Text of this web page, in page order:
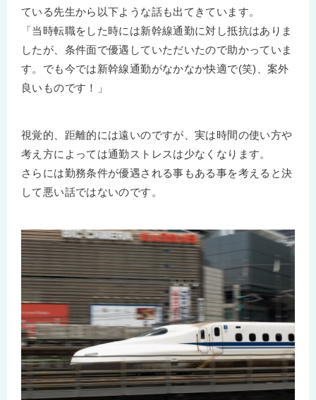
ている先生から以下ような話も出てきています。
「当時転職をした時には新幹線通勤に対し抵抗はありま
したが、条件面で優遇していただいたので助かっていま
す。でも今では新幹線通勤がなかなか快適で(笑)、案外
良いものです！」
視覚的、距離的には遠いのですが、実は時間の使い方や
考え方によっては通勤ストレスは少なくなります。
さらには勤務条件が優遇される事もある事を考えると決
して悪い話ではないのです。